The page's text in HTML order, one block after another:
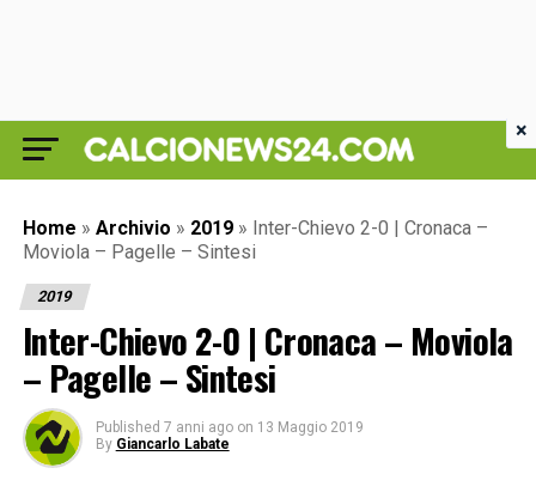
Home » Archivio » 2019 » Inter-Chievo 2-0 | Cronaca –
Moviola – Pagelle – Sintesi
2019
Inter-Chievo 2-0 | Cronaca – Moviola
– Pagelle – Sintesi
Published 7 anni ago on 13 Maggio 2019
By Giancarlo Labate
×